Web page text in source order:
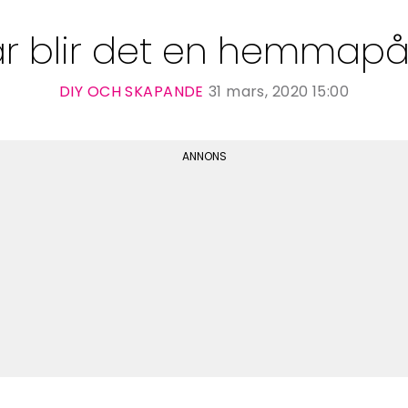
blir det en
DIY OCH SKAPANDE 31 mars, 2020 15:00